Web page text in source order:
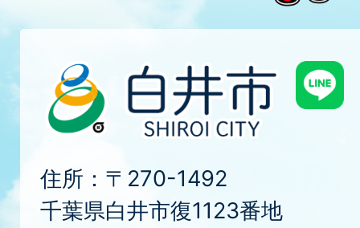
住所：〒270-1492
千葉県白井市復1123番地